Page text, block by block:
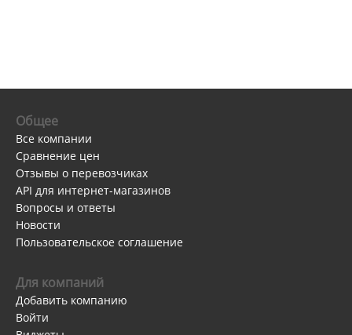
Общее
Все компании
Сравнение цен
Отзывы о перевозчиках
API для интернет-магазинов
Вопросы и ответы
Новости
Пользовательское соглашение
Для компаний
Добавить компанию
Войти